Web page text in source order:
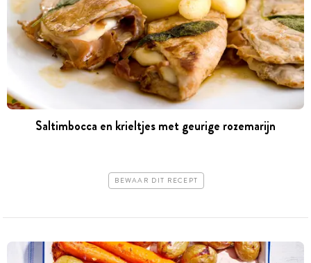
Saltimbocca en krieltjes met geurige rozemarijn
BEWAAR DIT RECEPT